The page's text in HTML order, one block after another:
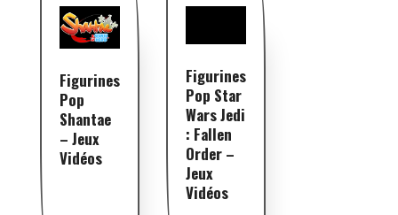
Figurines
Pop
Shantae
– Jeux
Vidéos
Figurines
Pop Star
Wars Jedi
: Fallen
Order –
Jeux
Vidéos